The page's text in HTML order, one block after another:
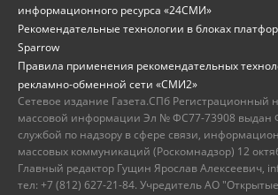
информационного ресурса «24СМИ»
Рекомендательные технологии в блоках
Sparrow
Правила применения рекомендательных
рекламно-обменной сети «СМИ2»
Сетевое издание Газета.СПб Регистрационный
массовой информации Эл № ФС77-73908 выдан
службой по надзору в сфере связи,
массовых коммуникаций (Роскомнадзор) 12
Главный редактор Гущин Ярослав Алексеевич,
тел: +7 (812) 627-21-84. Учредитель АО